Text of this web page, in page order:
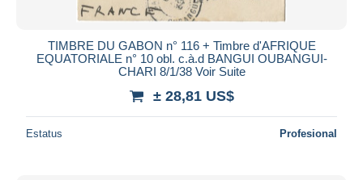
Todas las duraciones
Cerrando dentro
De US$
TIMBRE DU GABON n° 116 + Timbre d'AFRIQUE
EQUATORIALE n° 10 obl. c.à.d BANGUI OUBANGUI-
CHARI 8/1/38 Voir Suite
± 28,81 US$
Estatus Profesional